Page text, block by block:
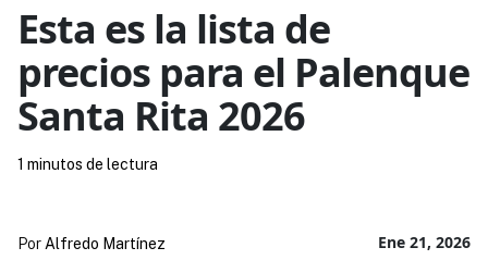
Esta es la lista de
precios para el Palenque
Santa Rita 2026
Ene 21, 2026
Por Alfredo Martínez
1 minutos de lectura